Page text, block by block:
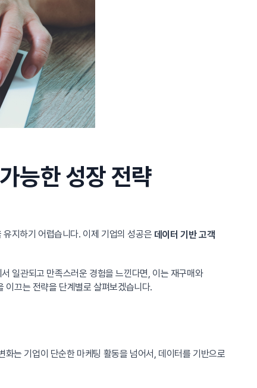
능한 성장 전략
지하기 어렵습니다. 이제 기업의 성공은 데이터 기반 고객
일관되고 만족스러운 경험을 느낀다면, 이는 재구매와
이끄는 전략을 단계별로 살펴보겠습니다.
는 기업이 단순한 마케팅 활동을 넘어서, 데이터를 기반으로